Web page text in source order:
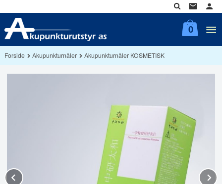
til
innholdet
0
Forside Akupunkturnåler Akupunkturnåler KOSMETISK
Prev